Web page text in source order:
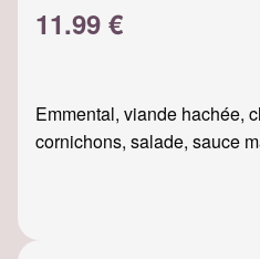
11.99 €
Emmental, viande hachée,
cornichons, salade, sauce